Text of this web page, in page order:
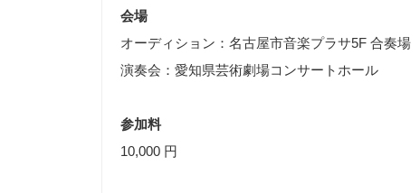
会場
オーディション：名古屋市音楽プラサ5F 合奏場
演奏会：愛知県芸術劇場コンサートホール
参加料
10,000 円